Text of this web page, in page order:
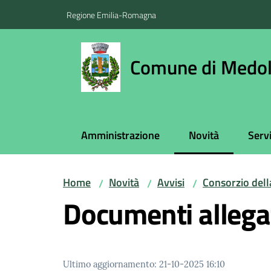
Regione Emilia-Romagna
Comune di
Amministrazione Novità
Menu selezionato
Home / Novità / Avvisi / Consorzio
Documenti
Ultimo aggiornamento: 21-10-2025 16:10